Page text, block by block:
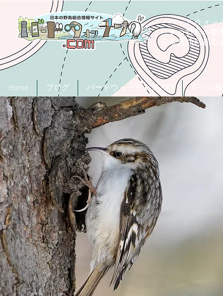
「バードウォッ
日本の野鳥の観
日本鳥類目録
Home ブログ バードウォッチング入門